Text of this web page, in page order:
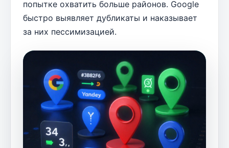
попытке охватить больше районов. Google
быстро выявляет дубликаты и наказывает
за них пессимизацией.